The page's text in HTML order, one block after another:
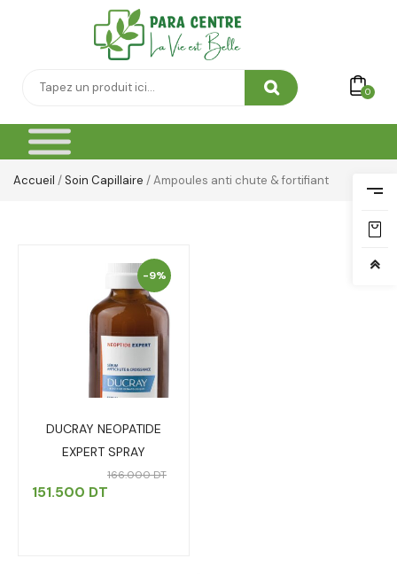
0
Accueil /Soin Capillaire / Ampoules anti chute & fortifiant
-9%
DUCRAY NEOPATIDE
EXPERT SPRAY
166.000DT
151.500 DT